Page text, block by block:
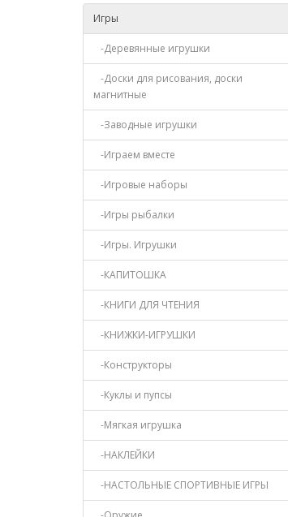
Игры
-Деревянные игрушки
-Доски для рисования, доски
магнитные
-Заводные игрушки
-Играем вместе
-Игровые наборы
-Игры рыбалки
-Игры. Игрушки
-КАПИТОШКА
-КНИГИ ДЛЯ ЧТЕНИЯ
-КНИЖКИ-ИГРУШКИ
-Конструкторы
-Куклы и пупсы
-Мягкая игрушка
-НАКЛЕЙКИ
-НАСТОЛЬНЫЕ СПОРТИВНЫЕ ИГРЫ